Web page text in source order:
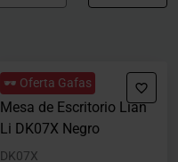
🕶️ Oferta Gafas
Mesa de Escritorio Lian
Li DK07X Negro
DK07X